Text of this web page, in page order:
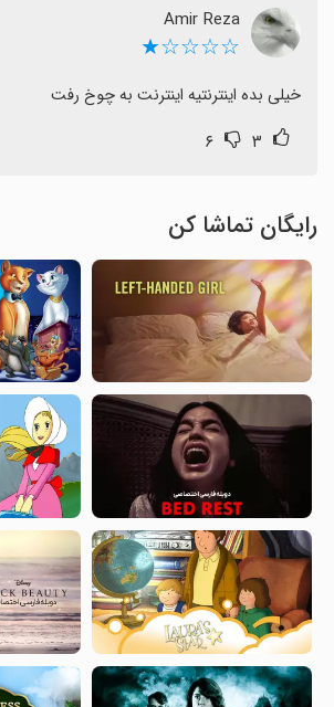
Amir Reza
☆☆☆☆★
خیلی بده اینترنتیه اینترنت به چوخ رفت
۳ ۶
رایگان تماشا کن